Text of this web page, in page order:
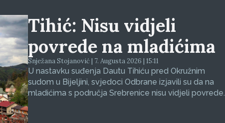
Tihić: Nisu vidjeli
povrede na mladićima
Snježana Stojanović | 7. Augusta 2026 | 15:11
U nastavku suđenja Dautu Tihiću pred Okružnim
sudom u Bijeljini, svjedoci Odbrane izjavili su da na
mladićima s područja Srebrenice nisu vidjeli povrede.